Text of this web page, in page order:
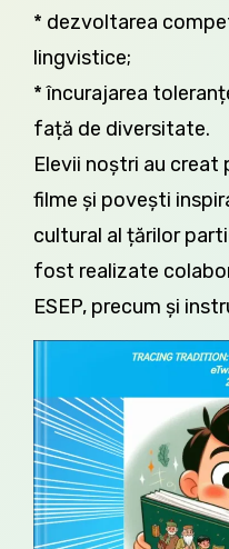
* dezvoltarea
lingvistice;
* încurajarea
față de diversitate.
Elevii noștri au creat
filme și povești
cultural al țărilor
fost realizate
ESEP, precum și